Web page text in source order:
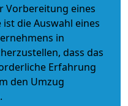
Vorbereitung eines
die Auswahl eines
in
dass das
Erfahrung
den Umzug